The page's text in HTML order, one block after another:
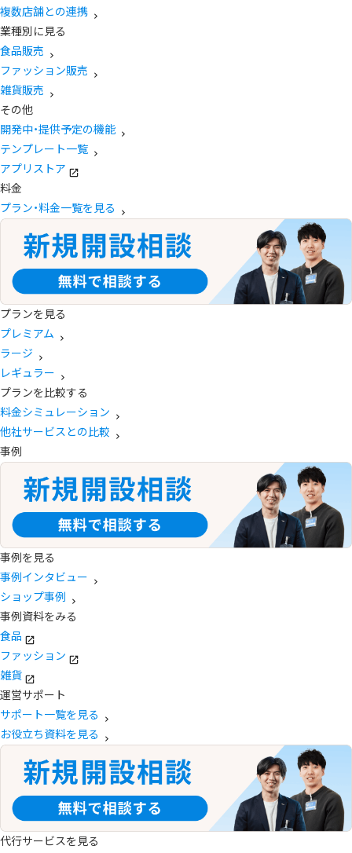
複数店舗との連携
業種別に見る
食品販売
ファッション販売
雑貨販売
その他
開発中・提供予定の機能
テンプレート一覧
アプリストア
料金
プラン・料金一覧を見る
プランを見る
プレミアム
ラージ
レギュラー
プランを比較する
料金シミュレーション
他社サービスとの比較
事例
事例を見る
事例インタビュー
ショップ事例
事例資料をみる
食品
ファッション
雑貨
運営サポート
サポート一覧を見る
お役立ち資料を見る
代行サービスを見る